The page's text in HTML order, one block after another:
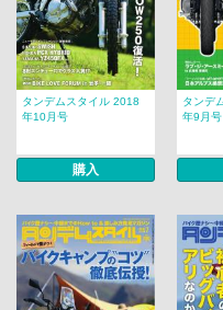
タンデムスタイル 2018
年10月号
購入
タンデ
年9月号